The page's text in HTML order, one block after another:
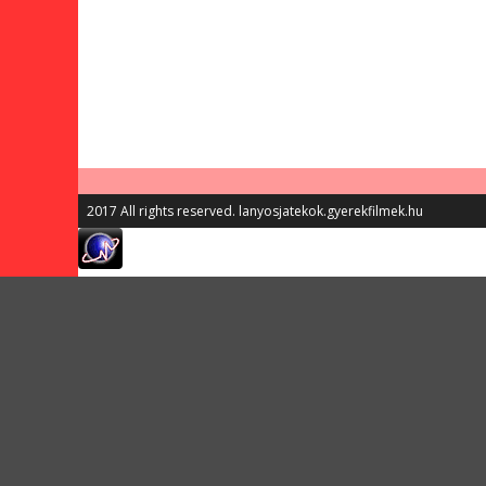
2017 All rights reserved. lanyosjatekok.gyerekfilmek.hu